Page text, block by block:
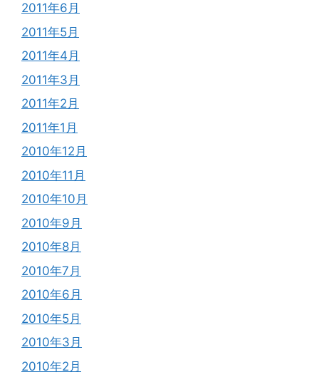
2011年6月
2011年5月
2011年4月
2011年3月
2011年2月
2011年1月
2010年12月
2010年11月
2010年10月
2010年9月
2010年8月
2010年7月
2010年6月
2010年5月
2010年3月
2010年2月